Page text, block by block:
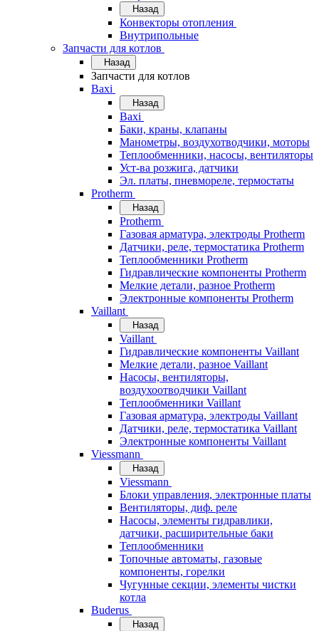
Назад
Конвекторы отопления
Внутрипольные
Запчасти для котлов
Назад
Запчасти для котлов
Baxi
Назад
Baxi
Баки, краны, клапаны
Манометры, воздухотводчики, моторы
Теплообменники, насосы, вентиляторы
Уст-ва розжига, датчики
Эл. платы, пневмореле, термостаты
Protherm
Назад
Protherm
Газовая арматура, электроды Protherm
Датчики, реле, термостатика Protherm
Теплообменники Protherm
Гидравлические компоненты Protherm
Мелкие детали, разное Protherm
Электронные компоненты Protherm
Vaillant
Назад
Vaillant
Гидравлические компоненты Vaillant
Мелкие детали, разное Vaillant
Насосы, вентиляторы,
воздухоотводчики Vaillant
Теплообменники Vaillant
Газовая арматура, электроды Vaillant
Датчики, реле, термостатика Vaillant
Электронные компоненты Vaillant
Viessmann
Назад
Viessmann
Блоки управления, электронные платы
Вентиляторы, диф. реле
Насосы, элементы гидравлики,
датчики, расширительные баки
Теплообменники
Топочные автоматы, газовые
компоненты, горелки
Чугунные секции, элементы чистки
котла
Buderus
Назад